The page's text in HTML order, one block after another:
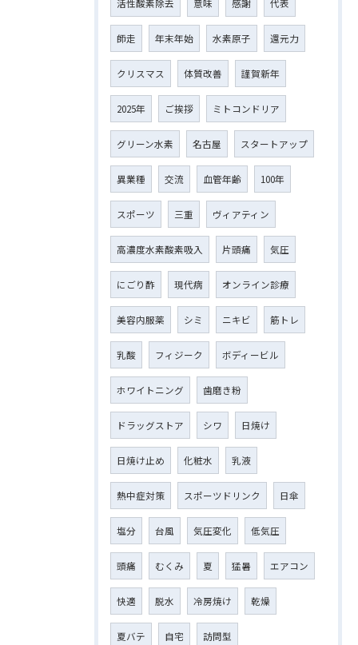
活性酸素除去 意味 感謝 代表
師走 年末年始 水素原子 還元力
クリスマス 体質改善 謹賀新年
2025年 ご挨拶 ミトコンドリア
グリーン水素 名古屋 スタートアップ
異業種 交流 血管年齢 100年
スポーツ 三重 ヴィアティン
高濃度水素酸素吸入 片頭痛 気圧
にごり酢 現代病 オンライン診療
美容内服薬 シミ ニキビ 筋トレ
乳酸 フィジーク ボディービル
ホワイトニング 歯磨き粉
ドラッグストア シワ 日焼け
日焼け止め 化粧水 乳液
熱中症対策 スポーツドリンク 日傘
塩分 台風 気圧変化 低気圧
頭痛 むくみ 夏 猛暑 エアコン
快適 脱水 冷房焼け 乾燥
夏バテ 自宅 訪問型